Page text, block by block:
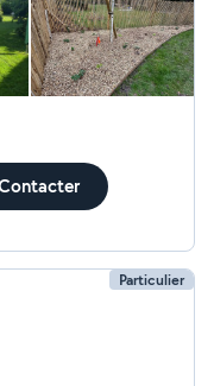
Particulier